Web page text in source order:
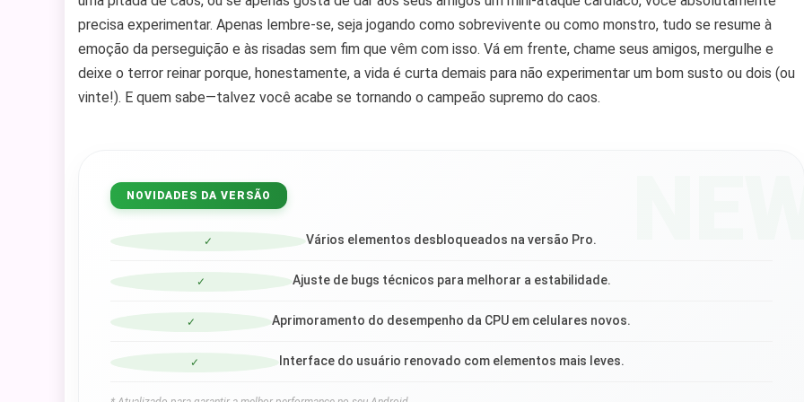
precisa experimentar. Apenas lembre-se, seja jogando como sobrevivente ou como monstro, tudo se resume à
emoção da perseguição e às risadas sem fim que vêm com isso. Vá em frente, chame seus amigos, mergulhe e
deixe o terror reinar porque, honestamente, a vida é curta demais para não experimentar um bom susto ou dois (ou
vinte!). E quem sabe—talvez você acabe se tornando o campeão supremo do caos.
NOVIDADES DA VERSÃO
✓ Vários elementos desbloqueados na versão Pro.
✓ Ajuste de bugs técnicos para melhorar a estabilidade.
✓ Aprimoramento do desempenho da CPU em celulares novos.
✓ Interface do usuário renovado com elementos mais leves.